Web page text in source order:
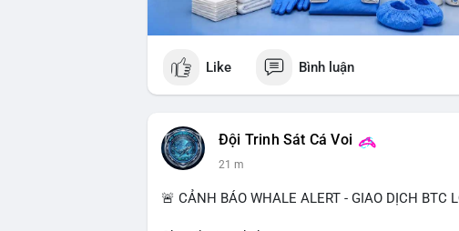
và volume futures tăng cho thấy cấu trúc thị
động thấp nhưng rủi ro tiềm ẩn. Theo dõi gần
Like Bình luận
Đội Trinh Sát Cá Voi
21 m
🚨 CẢNH BÁO WHALE ALERT - GIAO DỊCH BTC